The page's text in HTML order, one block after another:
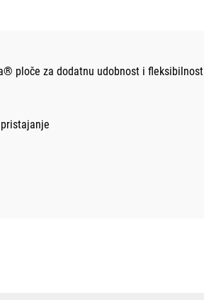
ploče za dodatnu udobnost i fleksibilnost